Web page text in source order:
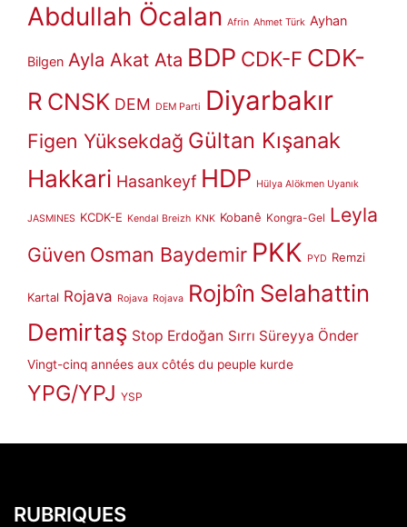
Abdullah Öcalan Afrin Ahmet Türk Ayhan
Bilgen Ayla Akat Ata BDP CDK-F CDK-
R CNSK DEM DEM Parti Diyarbakır
Figen Yüksekdağ Gültan Kışanak
Hakkari Hasankeyf HDP Hülya Alökmen Uyanık
JASMINES KCDK-E Kendal Breizh KNK Kobanê Kongra-Gel Leyla
Güven Osman Baydemir PKK PYD Remzi
Kartal Rojava Rojava Rojava Rojbîn Selahattin
Demirtaş Stop Erdoğan Sırrı Süreyya Önder
Vingt-cinq années aux côtés du peuple kurde
YPG/YPJ YSP
RUBRIQUES